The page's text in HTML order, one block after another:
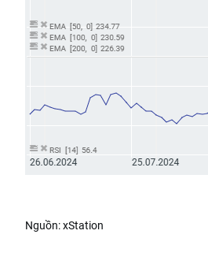
Nguồn: xStation